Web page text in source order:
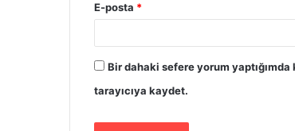
E-posta *
Bir dahaki sefere yorum
tarayıcıya kaydet.